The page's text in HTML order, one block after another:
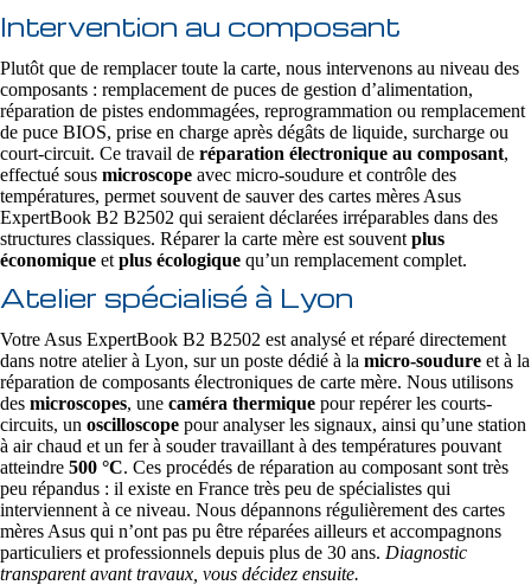
Intervention au composant
Plutôt que de remplacer toute la carte, nous intervenons au niveau des
composants : remplacement de puces de gestion d’alimentation,
réparation de pistes endommagées, reprogrammation ou remplacement
de puce BIOS, prise en charge après dégâts de liquide, surcharge ou
court-circuit. Ce travail de réparation électronique au composant,
effectué sous microscope avec micro-soudure et contrôle des
températures, permet souvent de sauver des cartes mères Asus
ExpertBook B2 B2502 qui seraient déclarées irréparables dans des
structures classiques. Réparer la carte mère est souvent plus
économique et plus écologique qu’un remplacement complet.
Atelier spécialisé à Lyon
Votre Asus ExpertBook B2 B2502 est analysé et réparé directement
dans notre atelier à Lyon, sur un poste dédié à la micro-soudure et à la
réparation de composants électroniques de carte mère. Nous utilisons
des microscopes, une caméra thermique pour repérer les courts-
circuits, un oscilloscope pour analyser les signaux, ainsi qu’une station
à air chaud et un fer à souder travaillant à des températures pouvant
atteindre 500 °C. Ces procédés de réparation au composant sont très
peu répandus : il existe en France très peu de spécialistes qui
interviennent à ce niveau. Nous dépannons régulièrement des cartes
mères Asus qui n’ont pas pu être réparées ailleurs et accompagnons
particuliers et professionnels depuis plus de 30 ans. Diagnostic
transparent avant travaux, vous décidez ensuite.